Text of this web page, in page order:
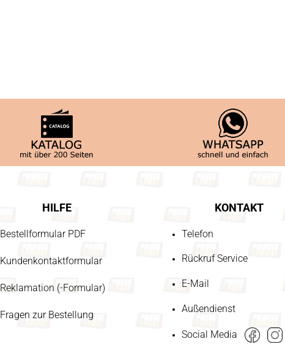
HILFE
Bestellformular PDF
Kundenkontaktformular
Reklamation (-Formular)
Fragen zur Bestellung
KONTAKT
Telefon
Rückruf Service
E-Mail
Außendienst
Social Media